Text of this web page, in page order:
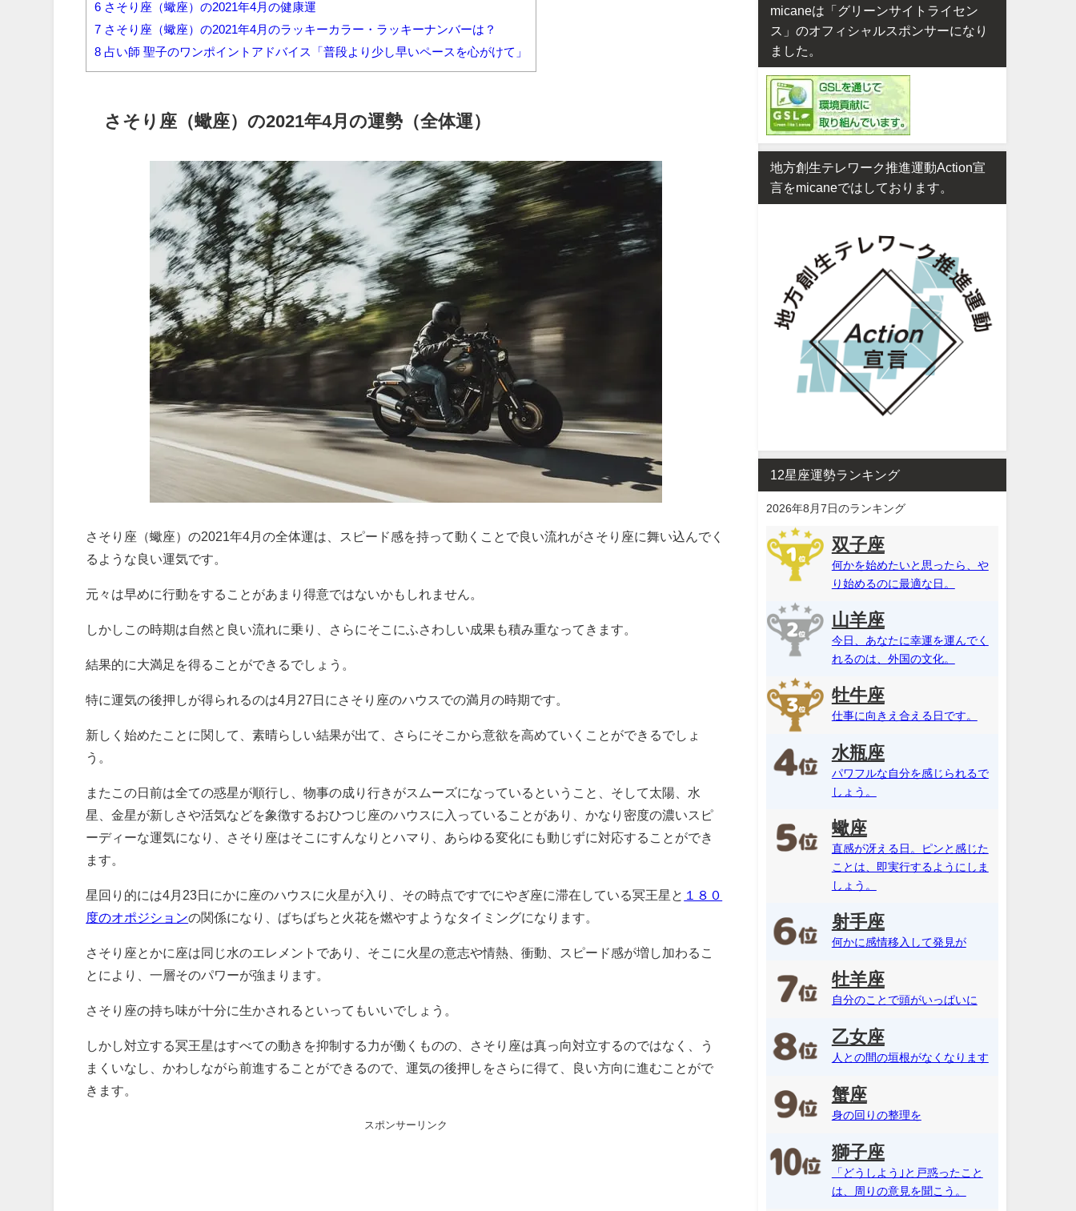
6 さそり座（蠍座）の2021年4月の健康運
7 さそり座（蠍座）の2021年4月のラッキーカラー・ラッキーナンバーは？
8 占い師 聖子のワンポイントアドバイス「普段より少し早いペースを心がけて」
さそり座（蠍座）の2021年4月の運勢（全体運）
さそり座（蠍座）の2021年4月の全体運は、スピード感を持って動くことで良い流れがさそり座に舞い込んでく
るような良い運気です。
元々は早めに行動をすることがあまり得意ではないかもしれません。
しかしこの時期は自然と良い流れに乗り、さらにそこにふさわしい成果も積み重なってきます。
結果的に大満足を得ることができるでしょう。
特に運気の後押しが得られるのは4月27日にさそり座のハウスでの満月の時期です。
新しく始めたことに関して、素晴らしい結果が出て、さらにそこから意欲を高めていくことができるでしょ
う。
またこの日前は全ての惑星が順行し、物事の成り行きがスムーズになっているということ、そして太陽、水
星、金星が新しさや活気などを象徴するおひつじ座のハウスに入っていることがあり、かなり密度の濃いスピ
ーディーな運気になり、さそり座はそこにすんなりとハマり、あらゆる変化にも動じずに対応することができ
ます。
星回り的には4月23日にかに座のハウスに火星が入り、その時点ですでにやぎ座に滞在している冥王星と １８０
度のオポジションの関係になり、ばちばちと火花を燃やすようなタイミングになります。
さそり座とかに座は同じ水のエレメントであり、そこに火星の意志や情熱、衝動、スピード感が増し加わるこ
とにより、一層そのパワーが強まります。
さそり座の持ち味が十分に生かされるといってもいいでしょう。
しかし対立する冥王星はすべての動きを抑制する力が働くものの、さそり座は真っ向対立するのではなく、う
まくいなし、かわしながら前進することができるので、運気の後押しをさらに得て、良い方向に進むことがで
きます。
スポンサーリンク
micaneは「グリーンサイトライセン
ス」のオフィシャルスポンサーになり
ました。
地方創生テレワーク推進運動Action宣
言をmicaneではしております。
12星座運勢ランキング
2026年8月7日のランキング
双子座
何かを始めたいと思ったら、や
り始めるのに最適な日。
山羊座
今日、あなたに幸運を運んでく
れるのは、外国の文化。
牡牛座
仕事に向きえ合える日です。
水瓶座
パワフルな自分を感じられるで
しょう。
蠍座
直感が冴える日。ピンと感じた
ことは、即実行するようにしま
しょう。
射手座
何かに感情移入して発見が
牡羊座
自分のことで頭がいっぱいに
乙女座
人との間の垣根がなくなります
蟹座
身の回りの整理を
獅子座
「どうしよう｣と戸惑ったこと
は、周りの意見を聞こう。